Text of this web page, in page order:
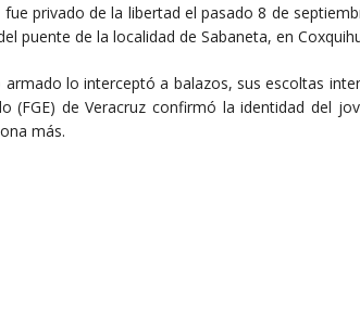
fue privado de la libertad el pasado 8 de
puente de la localidad de Sabaneta, en
armado lo interceptó a balazos, sus escoltas
(FGE) de Veracruz confirmó la identidad del
más.